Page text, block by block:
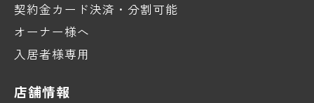
契約金カード決済・分割可能
オーナー様へ
入居者様専用
店舗情報